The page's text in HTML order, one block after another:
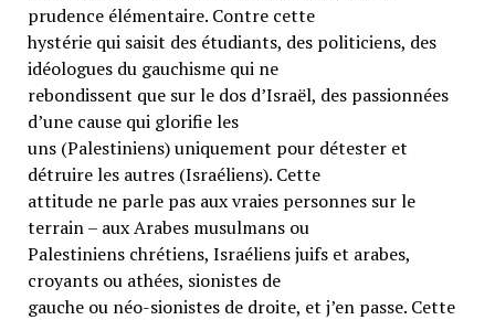
prudence élémentaire. Contre cette
hystérie qui saisit des étudiants, des politiciens, des
idéologues du gauchisme qui ne
rebondissent que sur le dos d’Israël, des passionnées
d’une cause qui glorifie les
uns (Palestiniens) uniquement pour détester et
détruire les autres (Israéliens). Cette
attitude ne parle pas aux vraies personnes sur le
terrain – aux Arabes musulmans ou
Palestiniens chrétiens, Israéliens juifs et arabes,
croyants ou athées, sionistes de
gauche ou néo-sionistes de droite, et j’en passe. Cette